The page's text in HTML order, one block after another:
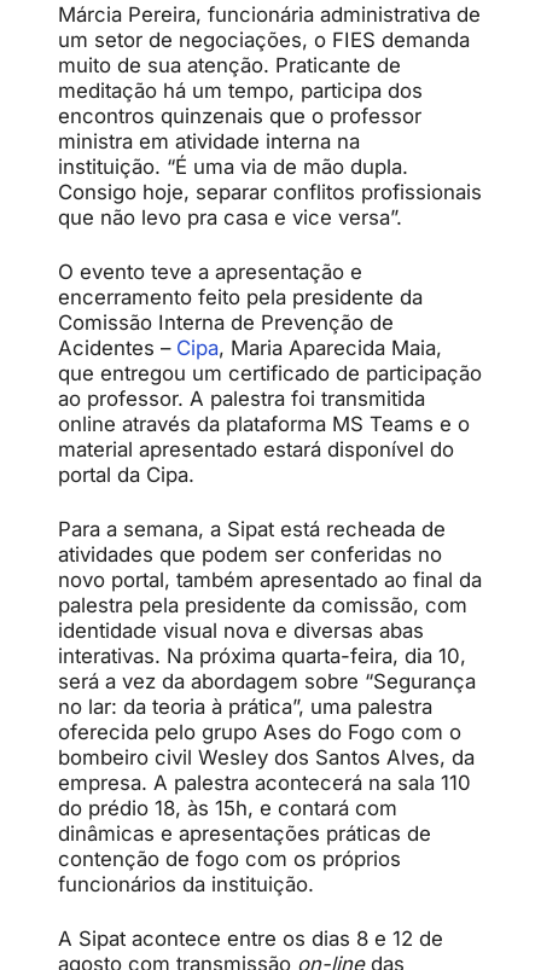
Márcia Pereira, funcionária administrativa de
um setor de negociações, o FIES demanda
muito de sua atenção. Praticante de
meditação há um tempo, participa dos
encontros quinzenais que o professor
ministra em atividade interna na
instituição. “É uma via de mão dupla.
Consigo hoje, separar conflitos profissionais
que não levo pra casa e vice versa”.
O evento teve a apresentação e
encerramento feito pela presidente da
Comissão Interna de Prevenção de
Acidentes – Cipa, Maria Aparecida Maia,
que entregou um certificado de participação
ao professor. A palestra foi transmitida
online através da plataforma MS Teams e o
material apresentado estará disponível do
portal da Cipa.
Para a semana, a Sipat está recheada de
atividades que podem ser conferidas no
novo portal, também apresentado ao final da
palestra pela presidente da comissão, com
identidade visual nova e diversas abas
interativas. Na próxima quarta-feira, dia 10,
será a vez da abordagem sobre “Segurança
no lar: da teoria à prática”, uma palestra
oferecida pelo grupo Ases do Fogo com o
bombeiro civil Wesley dos Santos Alves, da
empresa. A palestra acontecerá na sala 110
do prédio 18, às 15h, e contará com
dinâmicas e apresentações práticas de
contenção de fogo com os próprios
funcionários da instituição.
A Sipat acontece entre os dias 8 e 12 de
agosto com transmissão on-line das